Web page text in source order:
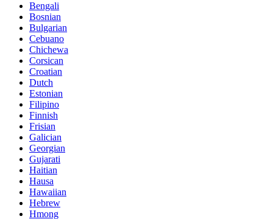
Bengali
Bosnian
Bulgarian
Cebuano
Chichewa
Corsican
Croatian
Dutch
Estonian
Filipino
Finnish
Frisian
Galician
Georgian
Gujarati
Haitian
Hausa
Hawaiian
Hebrew
Hmong